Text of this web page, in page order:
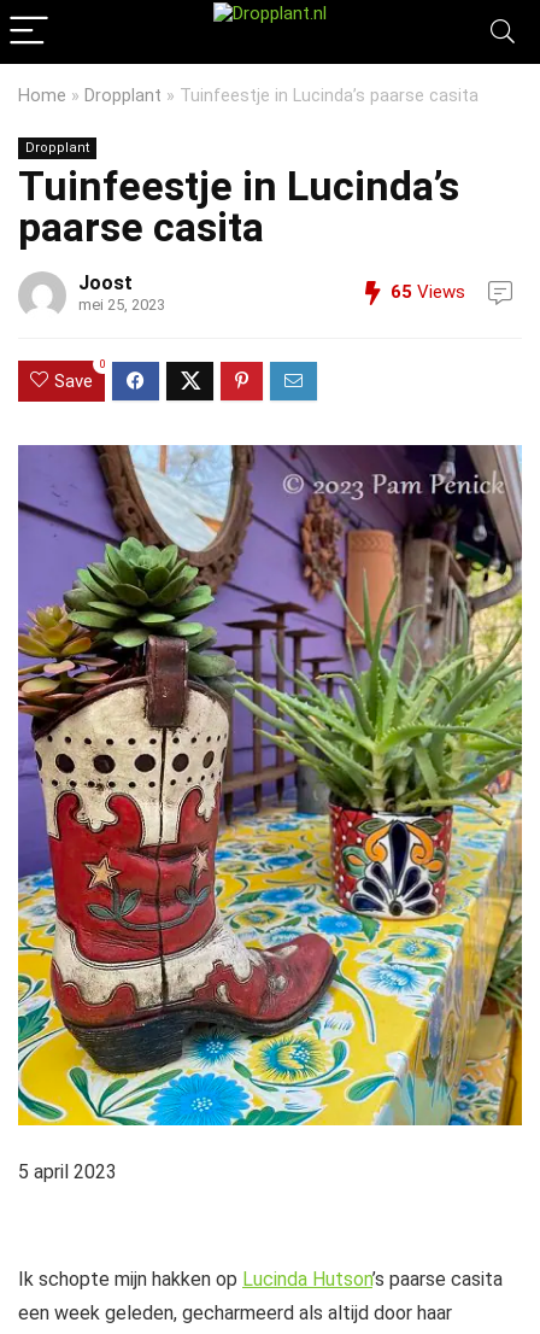
Home » Dropplant » Tuinfeestje in Lucinda’s paarse casita
Dropplant
Tuinfeestje in Lucinda’s
paarse casita
Joost
mei 25, 2023
65 Views
Save
0
5 april 2023
Ik schopte mijn hakken op Lucinda Hutson’s paarse casita
een week geleden, gecharmeerd als altijd door haar